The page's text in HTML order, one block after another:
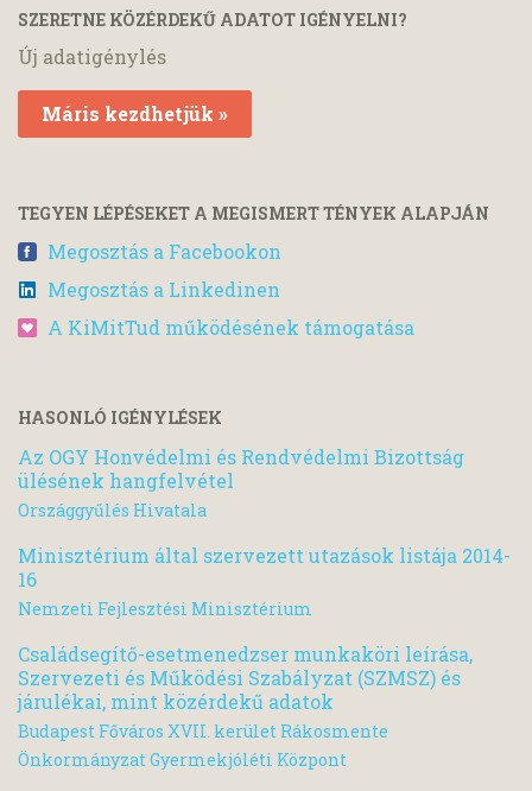
SZERETNE KÖZÉRDEKŰ ADATOT IGÉNYELNI?
Új adatigénylés
Máris kezdhetjük »
TEGYEN LÉPÉSEKET A MEGISMERT TÉNYEK ALAPJÁN
Megosztás a Facebookon
Megosztás a Linkedinen
A KiMitTud működésének támogatása
HASONLÓ IGÉNYLÉSEK
Az OGY Honvédelmi és Rendvédelmi Bizottság
ülésének hangfelvétel
Országgyűlés Hivatala
Minisztérium által szervezett utazások listája 2014-
16
Nemzeti Fejlesztési Minisztérium
Családsegítő-esetmenedzser munkaköri leírása,
Szervezeti és Működési Szabályzat (SZMSZ) és
járulékai, mint közérdekű adatok
Budapest Főváros XVII. kerület Rákosmente
Önkormányzat Gyermekjóléti Központ